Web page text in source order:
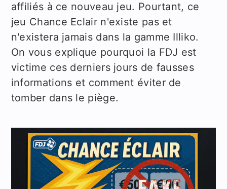
affiliés à ce nouveau jeu. Pourtant, ce
jeu Chance Eclair n'existe pas et
n'existera jamais dans la gamme Illiko.
On vous explique pourquoi la FDJ est
victime ces derniers jours de fausses
informations et comment éviter de
tomber dans le piège.